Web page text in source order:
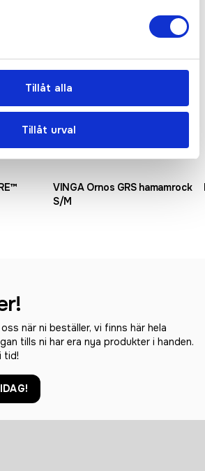
Tillåt alla
Tillåt urval
Recycled
VINGA Ornos GRS hamamrock
S/M
när ni beställer, vi finns här hela
tills ni har era nya produkter i handen.
tid!